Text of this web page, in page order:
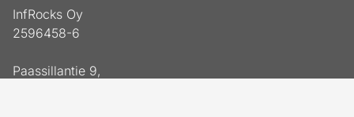
InfRocks Oy
2596458-6
Paassillantie 9,